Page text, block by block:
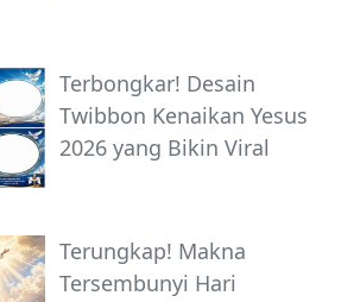
Terbongkar! Desain
Twibbon Kenaikan Yesus
2026 yang Bikin Viral
Terungkap! Makna
Tersembunyi Hari